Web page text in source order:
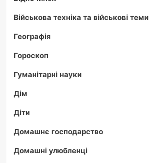
Військова техніка та військові теми
Географія
Гороскоп
Гуманітарні науки
Дім
Діти
Домашнє господарство
Домашні улюбленці